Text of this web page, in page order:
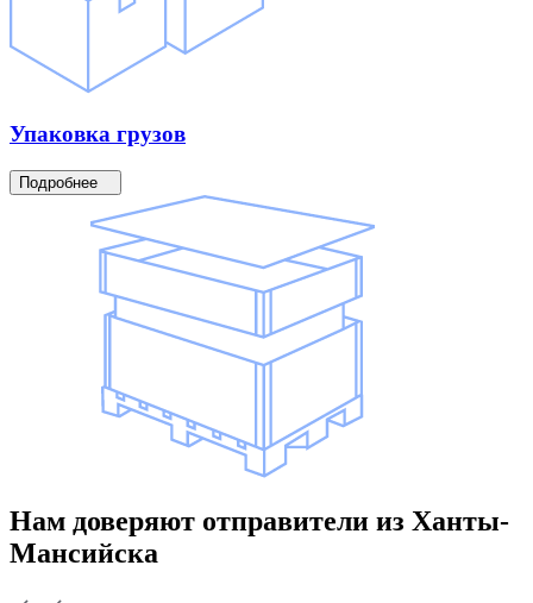
Упаковка грузов
Подробнее
Нам доверяют отправители из Ханты-
Мансийска